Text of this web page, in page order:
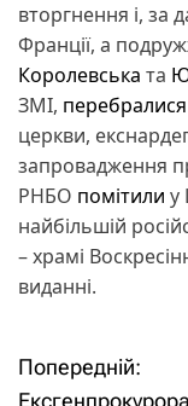
вторгнення і, за
Франції, а
Королевська та
ЗМІ, перебралися
церкви,
запровадження
РНБО помітили у
найбільшій
– храмі
виданні.
Н
Попередній: